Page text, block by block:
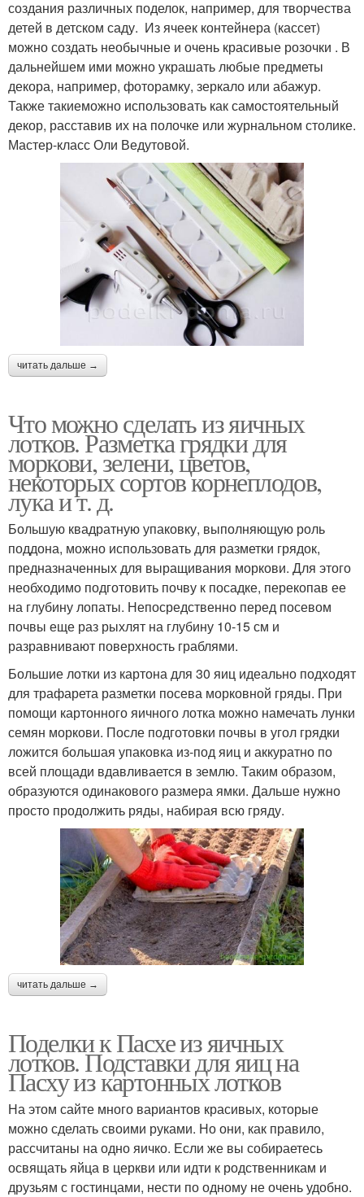
создания различных поделок, например, для творчества
детей в детском саду. Из ячеек контейнера (кассет)
можно создать необычные и очень красивые розочки . В
дальнейшем ими можно украшать любые предметы
декора, например, фоторамку, зеркало или абажур.
Также такиеможно использовать как самостоятельный
декор, расставив их на полочке или журнальном столике.
Мастер-класс Оли Ведутовой.
читать дальше →
Что можно сделать из яичных
лотков. Разметка грядки для
моркови, зелени, цветов,
некоторых сортов корнеплодов,
лука и т. д.
Большую квадратную упаковку, выполняющую роль
поддона, можно использовать для разметки грядок,
предназначенных для выращивания моркови. Для этого
необходимо подготовить почву к посадке, перекопав ее
на глубину лопаты. Непосредственно перед посевом
почвы еще раз рыхлят на глубину 10-15 см и
разравнивают поверхность граблями.
Большие лотки из картона для 30 яиц идеально подходят
для трафарета разметки посева морковной гряды. При
помощи картонного яичного лотка можно намечать лунки
семян моркови. После подготовки почвы в угол грядки
ложится большая упаковка из-под яиц и аккуратно по
всей площади вдавливается в землю. Таким образом,
образуются одинакового размера ямки. Дальше нужно
просто продолжить ряды, набирая всю гряду.
читать дальше →
Поделки к Пасхе из яичных
лотков. Подставки для яиц на
Пасху из картонных лотков
На этом сайте много вариантов красивых, которые
можно сделать своими руками. Но они, как правило,
рассчитаны на одно яичко. Если же вы собираетесь
освящать яйца в церкви или идти к родственникам и
друзьям с гостинцами, нести по одному не очень удобно.